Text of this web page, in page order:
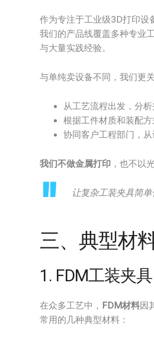
作为专注于工业级3D打印设
我们的产品线覆盖多种专业
与大量实践经验。
与单纯卖设备不同，我们更
从工艺流程出发，分
根据工件材质和装配
协同客户工程部门，
我们不做金属打印 ，也不以
让复杂工装夹具简
三、典型材
1. FDM工装夹
在众多工艺中， FDM材料因
常用的几种典型材料：